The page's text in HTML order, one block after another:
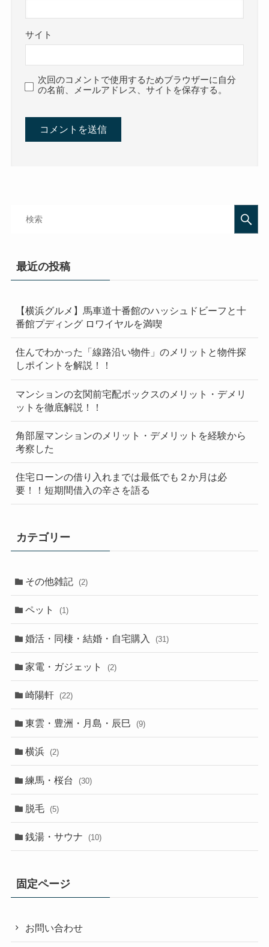
サイト
次回のコメントで使用するためブラウザーに自分
の名前、メールアドレス、サイトを保存する。
最近の投稿
【横浜グルメ】馬車道十番館のハッシュドビーフと十
番館プディング ロワイヤルを満喫
住んでわかった「線路沿い物件」のメリットと物件探
しポイントを解説！！
マンションの玄関前宅配ボックスのメリット・デメリ
ットを徹底解説！！
角部屋マンションのメリット・デメリットを経験から
考察した
住宅ローンの借り入れまでは最低でも２か月は必
要！！短期間借入の辛さを語る
カテゴリー
その他雑記 (2)
ペット (1)
婚活・同棲・結婚・自宅購入 (31)
家電・ガジェット (2)
崎陽軒 (22)
東雲・豊洲・月島・辰巳 (9)
横浜 (2)
練馬・桜台 (30)
脱毛 (5)
銭湯・サウナ (10)
固定ページ
お問い合わせ